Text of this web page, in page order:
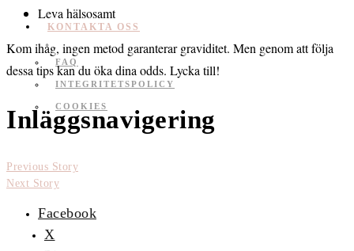
KONTAKTA OSS
FAQ
INTEGRITETSPOLICY
COOKIES
Leva hälsosamt
Kom ihåg, ingen metod garanterar graviditet. Men genom att följa
dessa tips kan du öka dina odds. Lycka till!
Inläggsnavigering
Previous Story
Next Story
Facebook
X